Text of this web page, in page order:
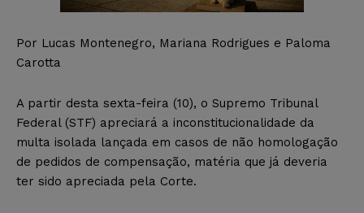
Por Lucas Montenegro, Mariana Rodrigues e Paloma
Carotta
A partir desta sexta-feira (10), o Supremo Tribunal
Federal (STF) apreciará a inconstitucionalidade da
multa isolada lançada em casos de não homologação
de pedidos de compensação, matéria que já deveria
ter sido apreciada pela Corte.